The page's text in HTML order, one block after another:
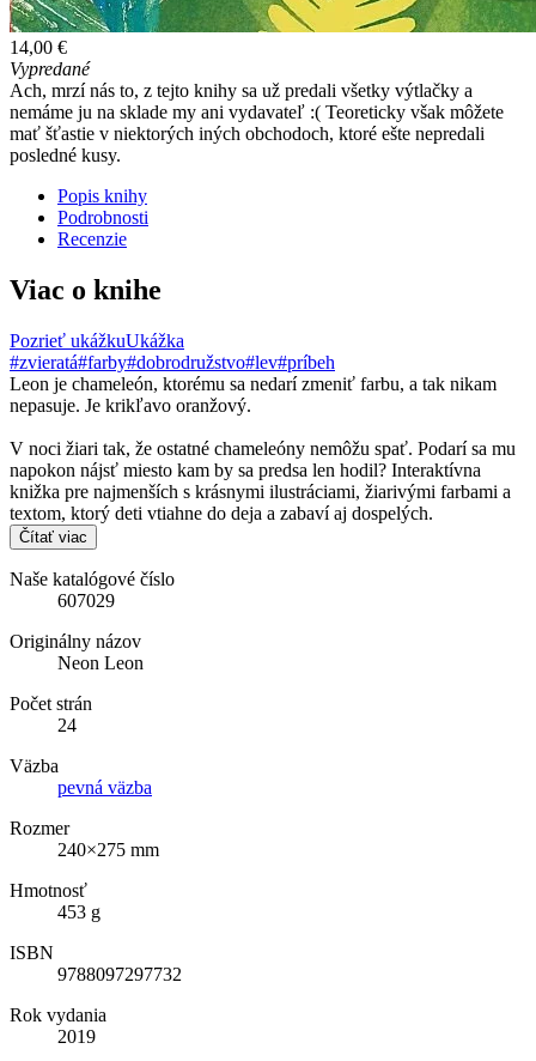
14,00 €
Vypredané
Ach, mrzí nás to, z tejto knihy sa už predali všetky výtlačky a
nemáme ju na sklade my ani vydavateľ :( Teoreticky však môžete
mať šťastie v niektorých iných obchodoch, ktoré ešte nepredali
posledné kusy.
Popis knihy
Podrobnosti
Recenzie
Viac o knihe
Pozrieť ukážkuUkážka
#zvieratá#farby#dobrodružstvo#lev#príbeh
Leon je chameleón, ktorému sa nedarí zmeniť farbu, a tak nikam
nepasuje. Je krikľavo oranžový.
V noci žiari tak, že ostatné chameleóny nemôžu spať. Podarí sa mu
napokon nájsť miesto kam by sa predsa len hodil? Interaktívna
knižka pre najmenších s krásnymi ilustráciami, žiarivými farbami a
textom, ktorý deti vtiahne do deja a zabaví aj dospelých.
Čítať viac
Naše katalógové číslo
607029
Originálny názov
Neon Leon
Počet strán
24
Väzba
pevná väzba
Rozmer
240×275 mm
Hmotnosť
453 g
ISBN
9788097297732
Rok vydania
2019